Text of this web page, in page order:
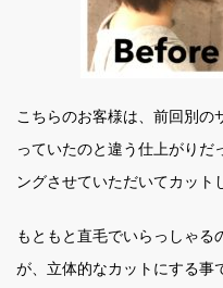
こちらのお客様は、前回別の
っていたのと違う仕上がりだ
ングさせていただいてカット
もともと直毛でいらっしゃる
が、立体的なカットにする事